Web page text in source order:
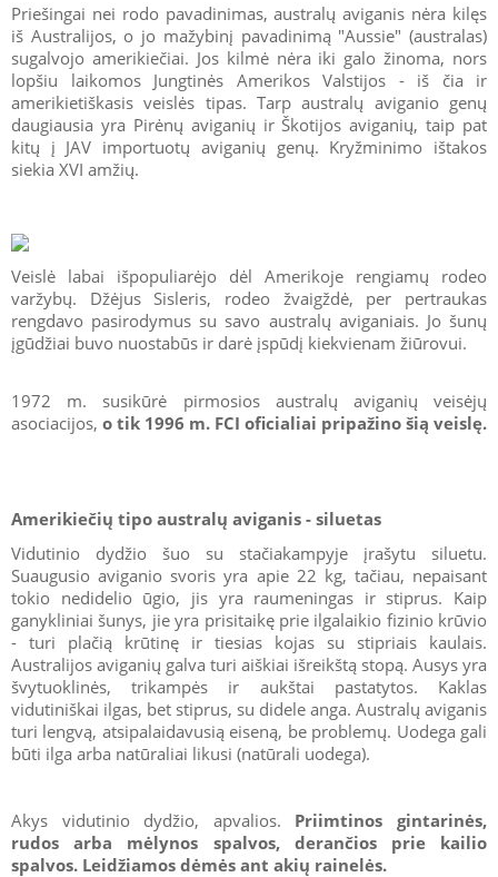
Priešingai nei rodo pavadinimas, australų aviganis nėra kilęs
iš Australijos, o jo mažybinį pavadinimą "Aussie" (australas)
sugalvojo amerikiečiai. Jos kilmė nėra iki galo žinoma, nors
lopšiu laikomos Jungtinės Amerikos Valstijos - iš čia ir
amerikietiškasis veislės tipas. Tarp australų aviganio genų
daugiausia yra Pirėnų aviganių ir Škotijos aviganių, taip pat
kitų į JAV importuotų aviganių genų. Kryžminimo ištakos
siekia XVI amžių.
Veislė labai išpopuliarėjo dėl Amerikoje rengiamų rodeo
varžybų. Džėjus Sisleris, rodeo žvaigždė, per pertraukas
rengdavo pasirodymus su savo australų aviganiais. Jo šunų
įgūdžiai buvo nuostabūs ir darė įspūdį kiekvienam žiūrovui.
1972 m. susikūrė pirmosios australų aviganių veisėjų
asociacijos, o tik 1996 m. FCI oficialiai pripažino šią veislę.
Amerikiečių tipo australų aviganis - siluetas
Vidutinio dydžio šuo su stačiakampyje įrašytu siluetu.
Suaugusio aviganio svoris yra apie 22 kg, tačiau, nepaisant
tokio nedidelio ūgio, jis yra raumeningas ir stiprus. Kaip
ganykliniai šunys, jie yra prisitaikę prie ilgalaikio fizinio krūvio
- turi plačią krūtinę ir tiesias kojas su stipriais kaulais.
Australijos aviganių galva turi aiškiai išreikštą stopą. Ausys yra
švytuoklinės, trikampės ir aukštai pastatytos. Kaklas
vidutiniškai ilgas, bet stiprus, su didele anga. Australų aviganis
turi lengvą, atsipalaidavusią eiseną, be problemų. Uodega gali
būti ilga arba natūraliai likusi (natūrali uodega).
Akys vidutinio dydžio, apvalios. Priimtinos gintarinės,
rudos arba mėlynos spalvos, derančios prie kailio
spalvos. Leidžiamos dėmės ant akių rainelės.